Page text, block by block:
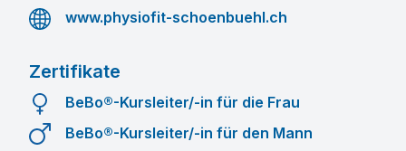
www.physiofit-schoenbuehl.ch
Zertifikate
BeBo®-Kursleiter/-in für die Frau
BeBo®-Kursleiter/-in für den Mann